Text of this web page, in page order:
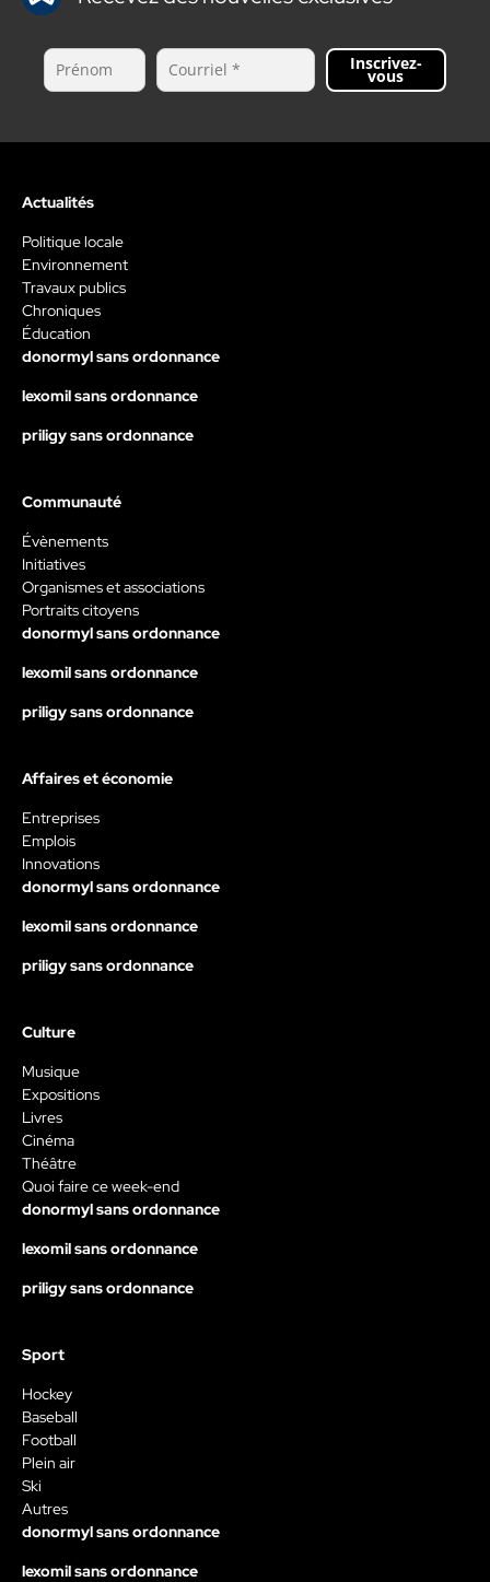
Inscrivez-
vous
Actualités
Politique locale
Environnement
Travaux publics
Chroniques
Éducation
donormyl sans ordonnance
lexomil sans ordonnance
priligy sans ordonnance
Communauté
Évènements
Initiatives
Organismes et associations
Portraits citoyens
donormyl sans ordonnance
lexomil sans ordonnance
priligy sans ordonnance
Affaires et économie
Entreprises
Emplois
Innovations
donormyl sans ordonnance
lexomil sans ordonnance
priligy sans ordonnance
Culture
Musique
Expositions
Livres
Cinéma
Théâtre
Quoi faire ce week-end
donormyl sans ordonnance
lexomil sans ordonnance
priligy sans ordonnance
Sport
Hockey
Baseball
Football
Plein air
Ski
Autres
donormyl sans ordonnance
lexomil sans ordonnance